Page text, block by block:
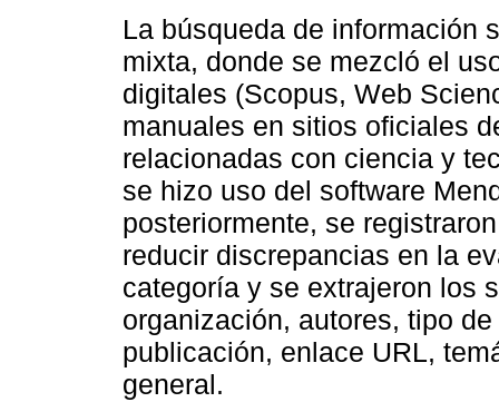
La búsqueda de información
mixta, donde se mezcló el
digitales (Scopus, Web
manuales en sitios oficiales
relacionadas con ciencia y
se hizo uso del software
posteriormente, se
reducir discrepancias en la
categoría y se extrajeron los
organización, autores, tipo
publicación, enlace URL,
general.